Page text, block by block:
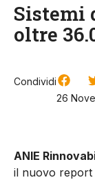
Sistemi
oltre
Condividi
26
ANIE
il nuovo report